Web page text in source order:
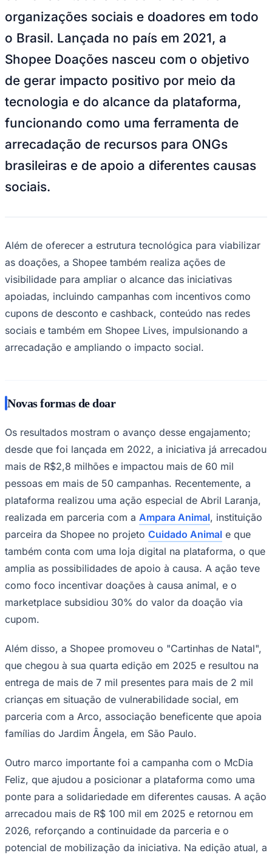
NFL
Fórmula 1
UFC
MLB
NHL
Atletismo
NBB
Competições de Futebol
Brasileirão Série A
Brasileirão Série B
Paulistão
Libertadores
Champions League
La Liga
Mundial 2026
Times - Ir direto
Corinthians
organizações sociais e doadores em todo
o Brasil. Lançada no país em 2021, a
Shopee Doações nasceu com o objetivo
de gerar impacto positivo por meio da
tecnologia e do alcance da plataforma,
funcionando como uma ferramenta de
arrecadação de recursos para ONGs
brasileiras e de apoio a diferentes causas
sociais.
Além de oferecer a estrutura tecnológica para viabilizar
as doações, a Shopee também realiza ações de
visibilidade para ampliar o alcance das iniciativas
apoiadas, incluindo campanhas com incentivos como
cupons de desconto e cashback, conteúdo nas redes
sociais e também em Shopee Lives, impulsionando a
arrecadação e ampliando o impacto social.
Novas formas de doar
Os resultados mostram o avanço desse engajamento;
desde que foi lançada em 2022, a iniciativa já arrecadou
mais de R$2,8 milhões e impactou mais de 60 mil
pessoas em mais de 50 campanhas. Recentemente, a
plataforma realizou uma ação especial de Abril Laranja,
realizada em parceria com a Ampara Animal, instituição
parceira da Shopee no projeto Cuidado Animal e que
também conta com uma loja digital na plataforma, o que
amplia as possibilidades de apoio à causa. A ação teve
como foco incentivar doações à causa animal, e o
marketplace subsidiou 30% do valor da doação via
cupom.
Além disso, a Shopee promoveu o "Cartinhas de Natal",
que chegou à sua quarta edição em 2025 e resultou na
entrega de mais de 7 mil presentes para mais de 2 mil
crianças em situação de vulnerabilidade social, em
parceria com a Arco, associação beneficente que apoia
famílias do Jardim Ângela, em São Paulo.
Outro marco importante foi a campanha com o McDia
Feliz, que ajudou a posicionar a plataforma como uma
ponte para a solidariedade em diferentes causas. A ação
arrecadou mais de R$ 100 mil em 2025 e retornou em
2026, reforçando a continuidade da parceria e o
potencial de mobilização da iniciativa. Na edição atual, a